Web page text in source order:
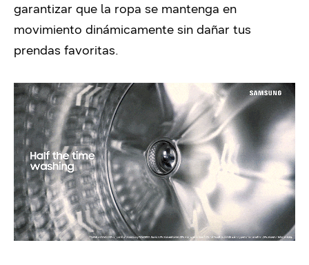
garantizar que la ropa se mantenga en
movimiento dinámicamente sin dañar tus
prendas favoritas.